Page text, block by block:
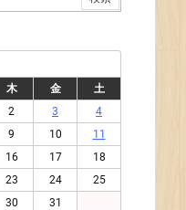
木 金
土
2 3
4
9 10
11
16 17
18
23 24
25
30 31